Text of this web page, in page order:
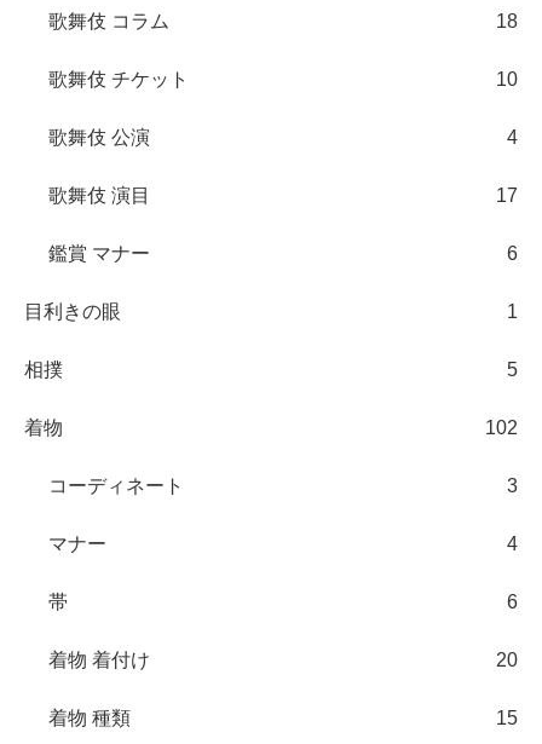
歌舞伎 コラム 18
歌舞伎 チケット 10
歌舞伎 公演 4
歌舞伎 演目 17
鑑賞 マナー 6
目利きの眼 1
相撲 5
着物 102
コーディネート 3
マナー 4
帯 6
着物 着付け 20
着物 種類 15